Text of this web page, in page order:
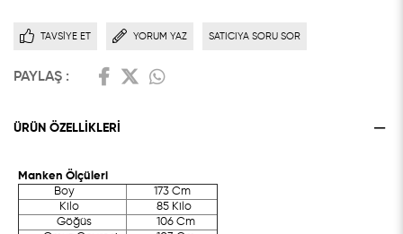
TAVSIYE ET YORUM YAZ SATICIYA SORU SOR
PAYLAŞ :
ÜRÜN ÖZELLIKLERI
Manken Ölçüleri
Boy
173 Cm
Kilo
85 Kilo
Göğüs
106 Cm